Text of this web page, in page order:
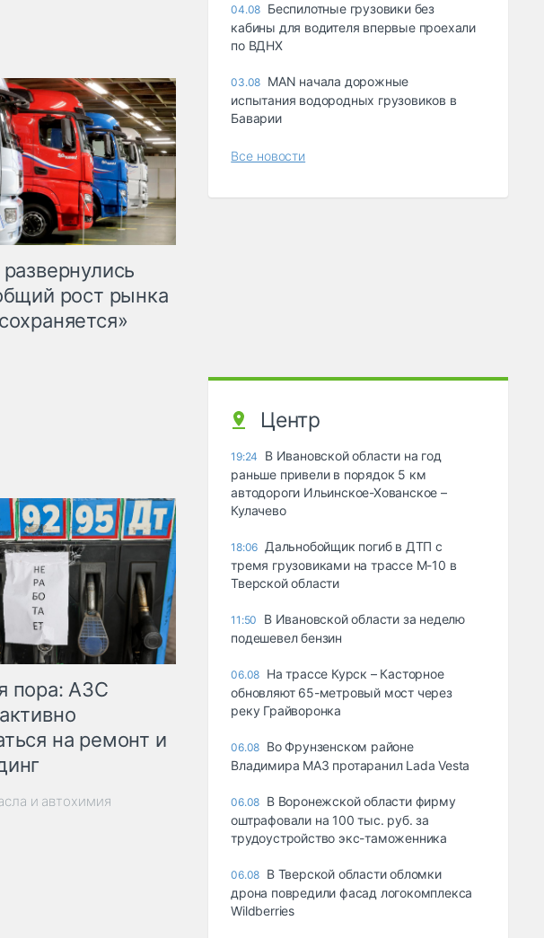
развернулись
рост рынка
пора: АЗС
на ремонт и
и автохимия
04.08 Беспилотные грузовики без
кабины для водителя впервые проехали
по ВДНХ
03.08 MAN начала дорожные
испытания водородных грузовиков в
Баварии
Все новости
Центр
19:24
В Ивановской области на год
раньше привели в порядок 5 км
автодороги Ильинское-Хованское –
Кулачево
18:06 Дальнобойщик погиб в ДТП с
тремя грузовиками на трассе М-10 в
Тверской области
11:50
В Ивановской области за неделю
подешевел бензин
06.08 На трассе Курск – Касторное
обновляют 65-метровый мост через
реку Грайворонка
06.08 Во Фрунзенском районе
Владимира МАЗ протаранил Lada Vesta
06.08 В Воронежской области фирму
оштрафовали на 100 тыс. руб. за
трудоустройство экс-таможенника
06.08 В Тверской области обломки
дрона повредили фасад логокомплекса
Wildberries